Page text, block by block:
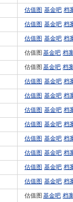
估值图 基金吧 档
估值图 基金吧 档
估值图 基金吧 档
估值图 基金吧 档
估值图 基金吧 档
估值图 基金吧 档
估值图 基金吧 档
估值图 基金吧 档
估值图 基金吧 档
估值图 基金吧 档
估值图 基金吧 档
估值图 基金吧 档
估值图 基金吧 档
估值图 基金吧 档